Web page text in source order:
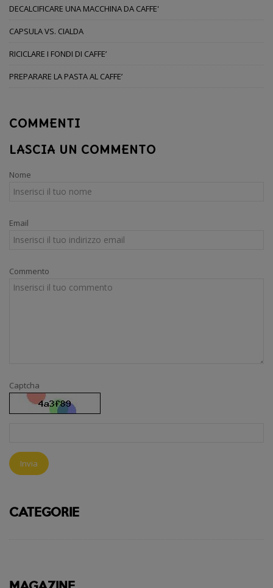
DECALCIFICARE UNA MACCHINA DA CAFFE'
CAPSULA VS. CIALDA
RICICLARE I FONDI DI CAFFE’
PREPARARE LA PASTA AL CAFFE’
COMMENTI
LASCIA UN COMMENTO
Nome
Email
Commento
Captcha
Invia
CATEGORIE